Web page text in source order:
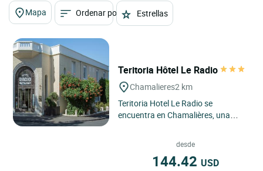
Mapa Ordenar por Estrellas
Teritoria Hôtel Le Radio
Chamalieres2 km
Teritoria Hotel Le Radio se
encuentra en Chamalières, una
desde
144.42 USD